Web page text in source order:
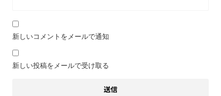
新しいコメントをメールで通知
新しい投稿をメールで受け取る